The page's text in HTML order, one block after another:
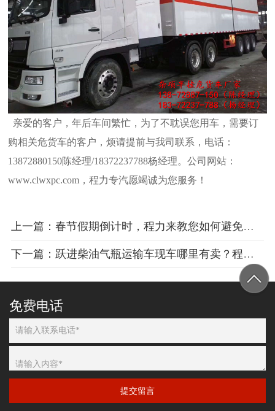
亲爱的客户，年后车间繁忙，为了不耽误您用车，需要订
购相关危货车的客户，烦请提前与我司联系，电话：
13872880150陈经理/18372237788杨经理。公司网站：
www.clwxpc.com，程力专汽愿竭诚为您服务！
上一篇：春节假期倒计时，程力来教您如何避免返程堵车
下一篇：跃进柴油气瓶运输车现车哪里有卖？程力告诉您
免费电话
提交留言